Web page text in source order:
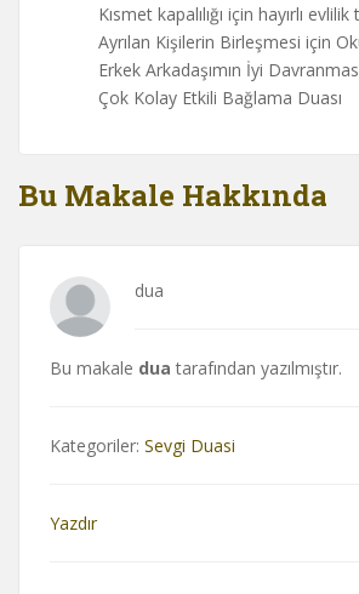
Kısmet kapalılığı için hayırlı evlilik
Ayrılan Kişilerin Birleşmesi için
Erkek Arkadaşımın İyi
Çok Kolay Etkili Bağlama Duası
Bu Makale Hakkında
dua
Bu makale dua tarafından yazılmıştır.
Kategoriler: Sevgi Duasi
Yazdır